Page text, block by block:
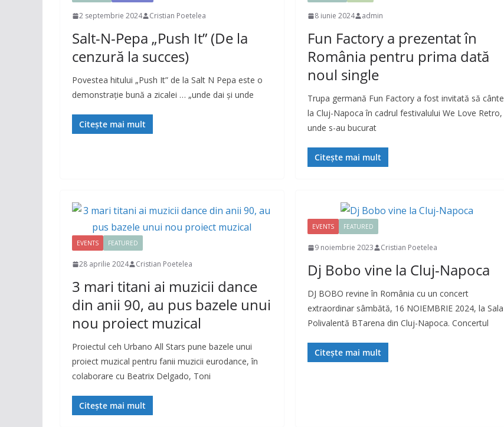
2 septembrie 2024 Cristian Poetelea
Salt-N-Pepa „Push It” (De la
cenzură la succes)
Povestea hitului „Push It” de la Salt N Pepa este o
demonstraţie bună a zicalei … „unde dai şi unde
Citește mai mult
8 iunie 2024 admin
Fun Factory a prezentat în
România pentru prima dată
noul single
Trupa germană Fun Factory a fost invitată să cânte
la Cluj-Napoca în cadrul festivalului We Love Retro,
unde s-au bucurat
Citește mai mult
EVENTS FEATURED
28 aprilie 2024 Cristian Poetelea
3 mari titani ai muzicii dance
din anii 90, au pus bazele unui
nou proiect muzical
Proiectul ceh Urbano All Stars pune bazele unui
proiect muzical pentru fanii muzicii eurodance, în
colaborare cu Beatrix Delgado, Toni
Citește mai mult
EVENTS FEATURED
9 noiembrie 2023 Cristian Poetelea
Dj Bobo vine la Cluj-Napoca
DJ BOBO revine în România cu un concert
extraordinar sâmbătă, 16 NOIEMBRIE 2024, la Sala
Polivalentă BTarena din Cluj-Napoca. Concertul
Citește mai mult